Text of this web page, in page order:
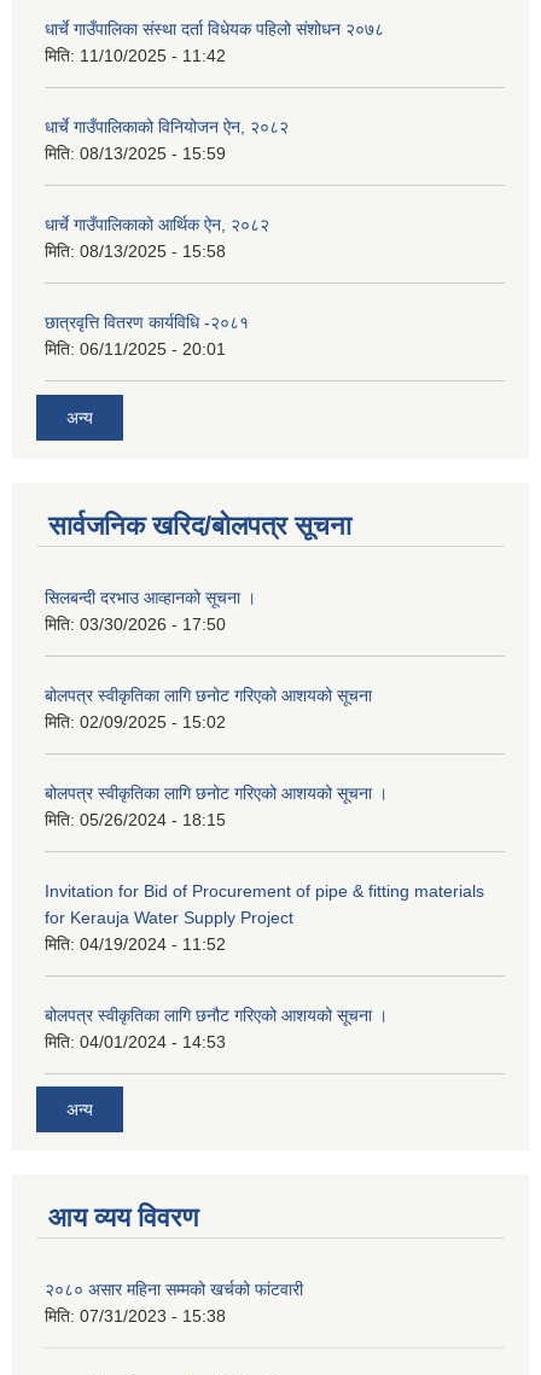
धार्चे गाउँपालिका संस्था दर्ता विधेयक पहिलो संशोधन २०७८
मिति: 11/10/2025 - 11:42
धार्चे गाउँपालिकाको विनियोजन ऐन, २०८२
मिति: 08/13/2025 - 15:59
धार्चे गाउँपालिकाको आर्थिक ऐन, २०८२
मिति: 08/13/2025 - 15:58
छात्रवृत्ति वितरण कार्यविधि -२०८१
मिति: 06/11/2025 - 20:01
अन्य
सार्वजनिक खरिद/बोलपत्र सूचना
सिलबन्दी दरभाउ आव्हानको सूचना ।
मिति: 03/30/2026 - 17:50
बोलपत्र स्वीकृतिका लागि छनोट गरिएको आशयको सूचना
मिति: 02/09/2025 - 15:02
बोलपत्र स्वीकृतिका लागि छनोट गरिएको आशयको सूचना ।
मिति: 05/26/2024 - 18:15
Invitation for Bid of Procurement of pipe & fitting materials
for Kerauja Water Supply Project
मिति: 04/19/2024 - 11:52
बोलपत्र स्वीकृतिका लागि छनौट गरिएको आशयको सूचना ।
मिति: 04/01/2024 - 14:53
अन्य
आय व्यय विवरण
२०८० असार महिना सम्मको खर्चको फांटवारी
मिति: 07/31/2023 - 15:38